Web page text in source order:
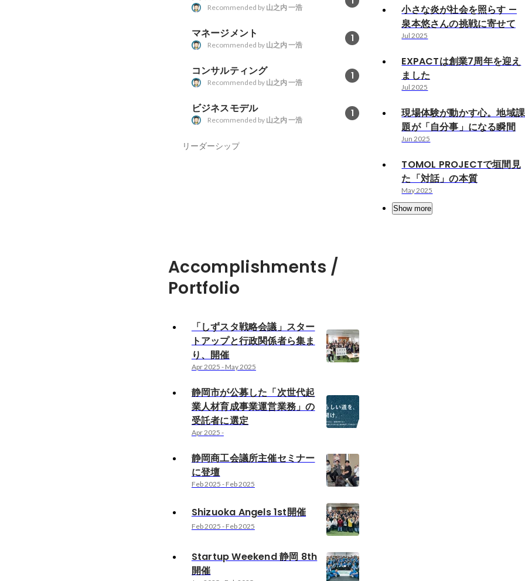
Recommended by 山之内 一浩
マネージメント 1
Recommended by 山之内 一浩
コンサルティング 1
Recommended by 山之内 一浩
ビジネスモデル 1
Recommended by 山之内 一浩
リーダーシップ
小さな炎が社会を照らす —
泉本悠さんの挑戦に寄せて
Jul 2025
EXPACTは創業7周年を迎え
ました
Jul 2025
現場体験が動かす心。地域課
題が「自分事」になる瞬間
Jun 2025
TOMOL PROJECTで垣間見
た「対話」の本質
May 2025
Show more
Accomplishments /
Portfolio
「しずスタ戦略会議」スター
トアップと行政関係者ら集ま
り、開催
Apr 2025 - May 2025
静岡市が公募した「次世代起
業人材育成事業運営業務」の
受託者に選定
Apr 2025 -
静岡商工会議所主催セミナー
に登壇
Feb 2025 - Feb 2025
Shizuoka Angels 1st開催
Feb 2025 - Feb 2025
Startup Weekend 静岡 8th
開催